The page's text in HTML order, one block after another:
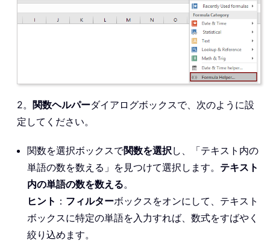
2。 関数ヘルパーダイアログボックスで、次のように設
定してください。
関数を選択ボックスで関数を選択 し、「テキスト内の
単語の数を数える」を見つけて選択します。 テキスト
内の単語の数を数える。
ヒント ： フィルターボックスをオンにして、テキスト
ボックスに特定の単語を入力すれば、数式をすばやく
絞り込めます。